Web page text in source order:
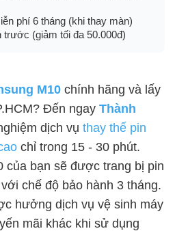
phí 6 tháng (khi thay màn)
trước (giảm tối đa 50.000đ)
M10 chính hãng và lấy
Đến ngay Thành
dịch vụ thay thế pin
chỉ trong 15 - 30 phút.
của bạn sẽ được trang bị pin
chế độ bảo hành 3 tháng.
hưởng dịch vụ vệ sinh máy
mãi khác khi sử dụng